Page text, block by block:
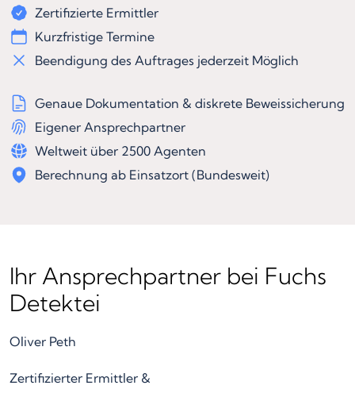
Zertifizierte Ermittler
Kurzfristige Termine
Beendigung des Auftrages jederzeit Möglich
Genaue Dokumentation & diskrete Beweissicherung
Eigener Ansprechpartner
Weltweit über 2500 Agenten
Berechnung ab Einsatzort (Bundesweit)
Ihr Ansprechpartner bei Fuchs
Detektei
Oliver Peth
Zertifizierter Ermittler &